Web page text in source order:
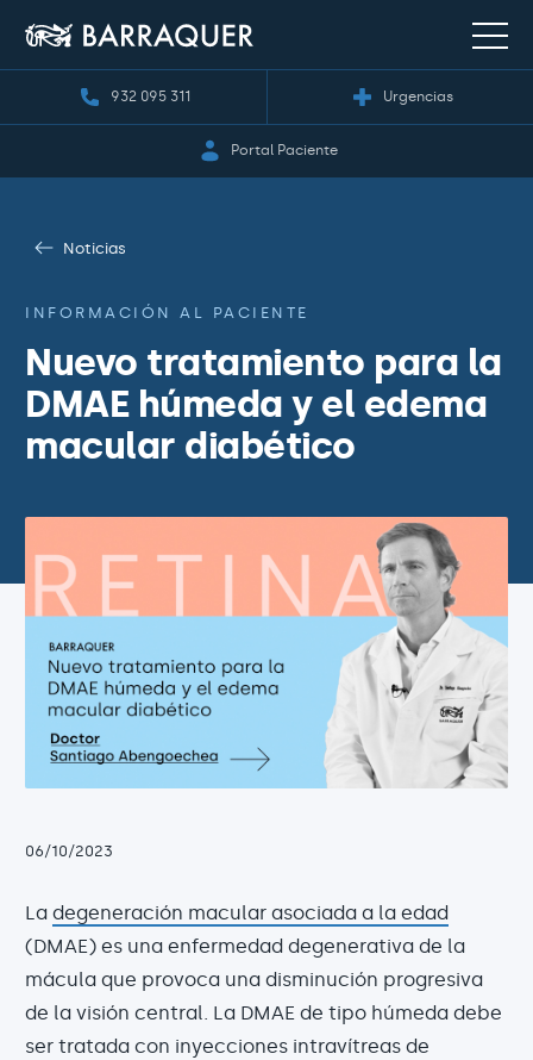
932 095 311 Urgencias
Portal Paciente
Noticias
INFORMACIÓN AL PACIENTE
Nuevo tratamiento para la
DMAE húmeda y el edema
macular diabético
06/10/2023
La degeneración macular asociada a la edad
(DMAE) es una enfermedad degenerativa de la
mácula que provoca una disminución progresiva
de la visión central. La DMAE de tipo húmeda debe
ser tratada con inyecciones intravítreas de